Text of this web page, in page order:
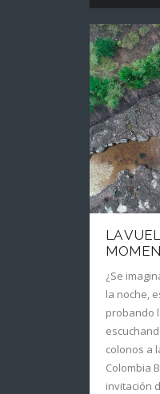
LA
¿Se
la noche,
probando
colonos a
Colombia
invitación